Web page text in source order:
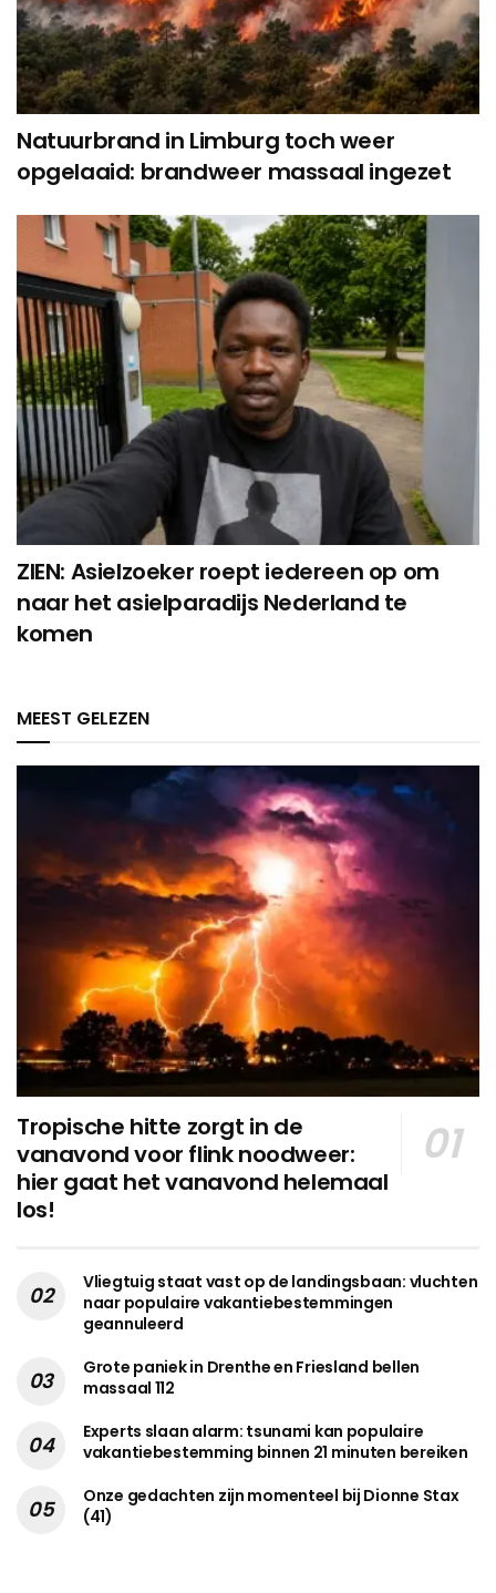
Natuurbrand in Limburg toch weer
opgelaaid: brandweer massaal ingezet
ZIEN: Asielzoeker roept iedereen op om
naar het asielparadijs Nederland te
komen
MEEST GELEZEN
Tropische hitte zorgt in de
vanavond voor flink noodweer:
hier gaat het vanavond helemaal
los!
Vliegtuig staat vast op de landingsbaan: vluchten
naar populaire vakantiebestemmingen
geannuleerd
Grote paniek in Drenthe en Friesland bellen
massaal 112
Experts slaan alarm: tsunami kan populaire
vakantiebestemming binnen 21 minuten bereiken
Onze gedachten zijn momenteel bij Dionne Stax
(41)